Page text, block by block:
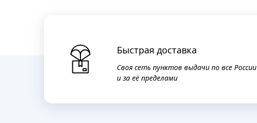
Быстрая доставка
Своя сеть пунктов выдачи по все России
и за её пределами